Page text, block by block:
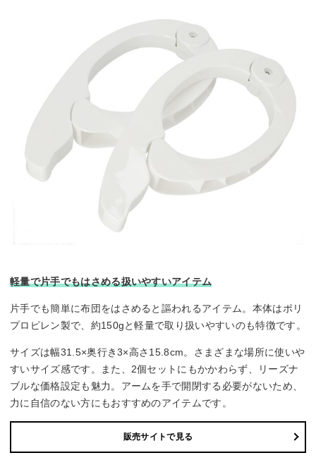
軽量で片手でもはさめる扱いやすいアイテム
片手でも簡単に布団をはさめると謳われるアイテム。本体はポリ
プロピレン製で、約150gと軽量で取り扱いやすいのも特徴です。
サイズは幅31.5×奥行き3×高さ15.8cm。さまざまな場所に使いや
すいサイズ感です。また、2個セットにもかかわらず、リーズナ
ブルな価格設定も魅力。アームを手で開閉する必要がないため、
力に自信のない方にもおすすめのアイテムです。
販売サイトで見る